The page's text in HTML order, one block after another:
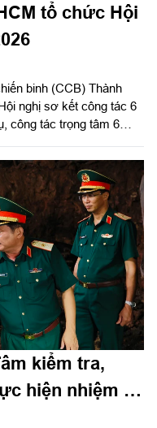
tổ chức Hội
binh (CCB) Thành
nghị sơ kết công tác 6
công tác trọng tâm 6
tịch Ủy ban MTTQ Việt
chủ trì hội nghị.
kiểm tra,
hiện nhiệm vụ